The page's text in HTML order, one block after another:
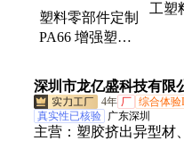
塑料零部件定制
PA66 增强塑料
塑料异形加工件
工塑
深圳市龙亿盛科技有限
4年 厂 综合体验
真实性已核验 广东深圳
主营： 塑胶挤出异型材